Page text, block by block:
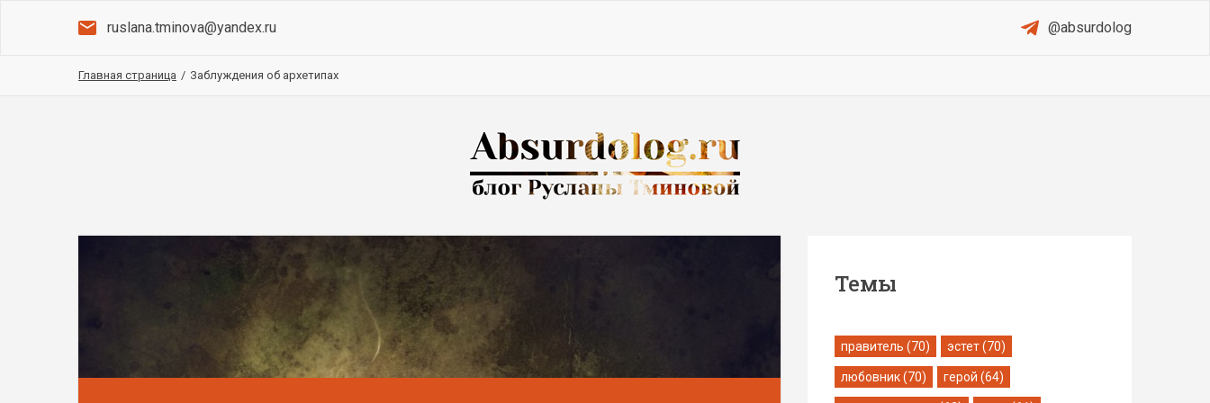
ruslana.tminova@yandex.ru @absurdolog
Главная страница / Заблуждения об архетипах
Темы
правитель (70) эстет (70)
любовник (70) герой (64)